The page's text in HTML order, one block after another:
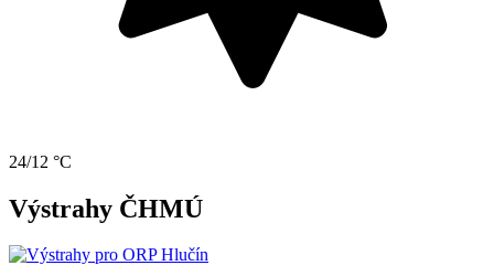
24/12 °C
Výstrahy ČHMÚ